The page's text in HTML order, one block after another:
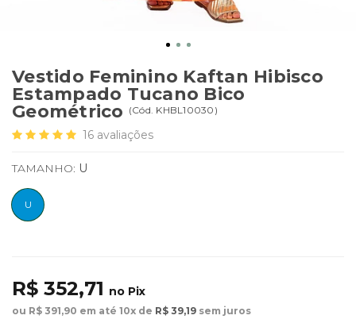
Vestido Feminino Kaftan Hibisco
Estampado Tucano Bico
Geométrico (Cód. KHBL10030 )
16 avaliações
TAMANHO: U
U
R$ 352,71 no Pix
ou R$ 391,90 em até 10x de R$ 39,19 sem juros